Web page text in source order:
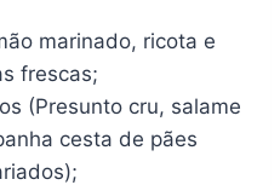
marinado, ricota e
frescas;
(Presunto cru, salame
cesta de pães